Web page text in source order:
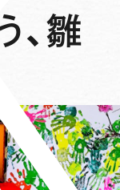
、雛